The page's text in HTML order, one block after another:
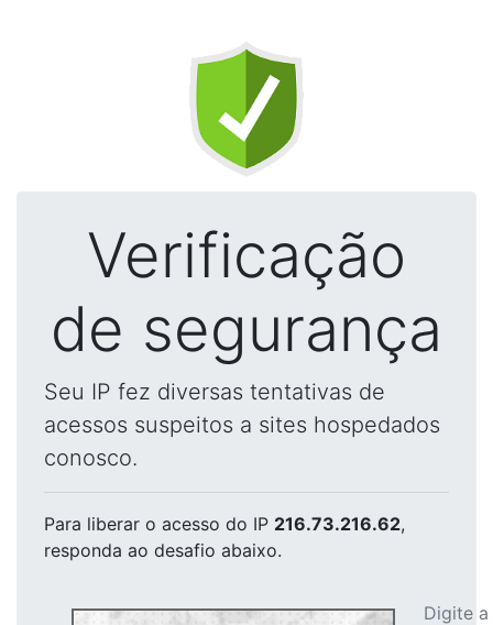
Verificação
de segurança
Seu IP fez diversas tentativas de
acessos suspeitos a sites hospedados
conosco.
Para liberar o acesso do IP 216.73.216.62,
responda ao desafio abaixo.
Digite